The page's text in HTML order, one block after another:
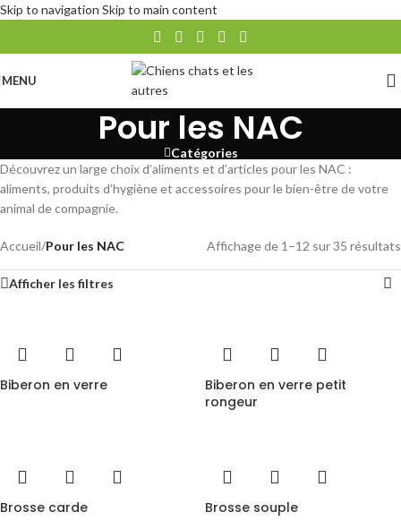
Skip to navigation Skip to main content
MENU
Pour les NAC
Catégories
Découvrez un large choix d’aliments et d’articles pour les NAC :
aliments, produits d’hygiène et accessoires pour le bien-être de votre
animal de compagnie.
Accueil/Pour les NAC Affichage de 1–12 sur 35 résultats
Afficher les filtres
Biberon en verre
Biberon en verre petit
rongeur
Brosse carde Brosse souple